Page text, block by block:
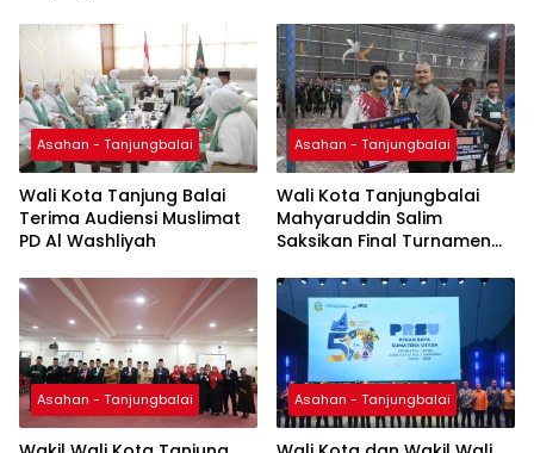
Tinjau Pulau Milik Pemko
Asahan - Tanjungbalai
Wali Kota Tanjung Balai
Terima Audiensi Muslimat
PD Al Washliyah
Asahan - Tanjungbalai
Wali Kota Tanjungbalai
Mahyaruddin Salim
Saksikan Final Turnamen
Asahan - Tanjungbalai Asahan - Tanjungbalai